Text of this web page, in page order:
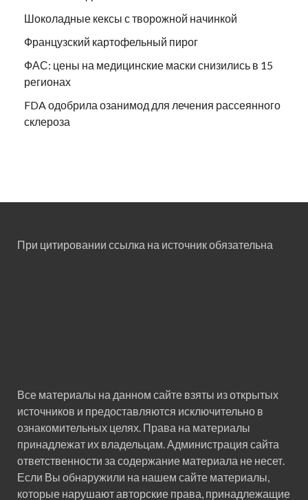
Шоколадные кексы с творожной начинкой
Французский картофельный пирог
ФАС: цены на медицинские маски снизились в 15
регионах
FDA одобрила озанимод для лечения рассеянного
склероза
При цитировании ссылка на источник обязательна
Все материалы на данном сайте взяты из открытых
источников и предоставляются исключительно в
ознакомительных целях. Права на материалы
принадлежат их владельцам. Администрация сайта
ответственности за содержание материала не несет.
Если Вы обнаружили на нашем сайте материалы,
которые нарушают авторские права, принадлежащие